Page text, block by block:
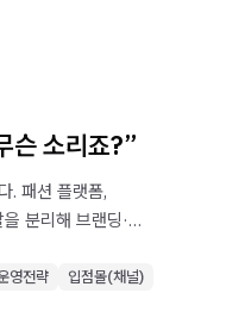
슨 소리죠?”
. 패션 플랫폼,
분리해 브랜딩·
보세요.
영전략 입점몰(채널)